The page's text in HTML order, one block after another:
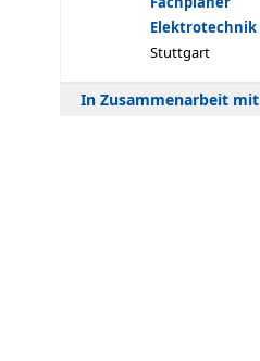
In Zusammenarbeit mit